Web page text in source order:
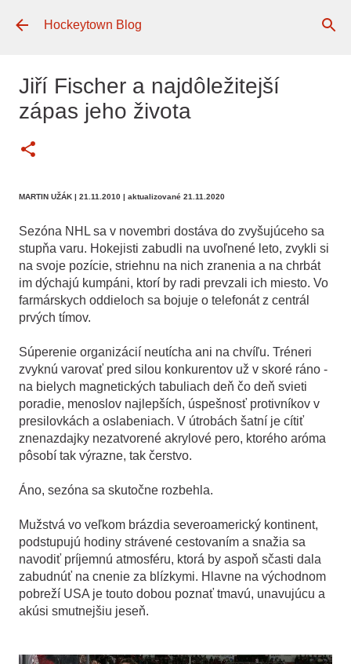
Preskočiť na hlavný obsah
Hockeytown Blog
Jiří Fischer a najdôležitejší
zápas jeho života
MARTIN UŽÁK | 21.11.2010 | aktualizované 21.11.2020
Sezóna NHL sa v novembri dostáva do zvyšujúceho sa
stupňa varu. Hokejisti zabudli na uvoľnené leto, zvykli si
na svoje pozície, striehnu na nich zranenia a na chrbát
im dýchajú kumpáni, ktorí by radi prevzali ich miesto. Vo
farmárskych oddieloch sa bojuje o telefonát z centrál
prvých tímov.
Súperenie organizácií neutícha ani na chvíľu. Tréneri
zvyknú varovať pred silou konkurentov už v skoré ráno -
na bielych magnetických tabuliach deň čo deň svieti
poradie, menoslov najlepších, úspešnosť protivníkov v
presilovkách a oslabeniach. V útrobách šatní je cítiť
znenazdajky nezatvorené akrylové pero, ktorého aróma
pôsobí tak výrazne, tak čerstvo.
Áno, sezóna sa skutočne rozbehla.
Mužstvá vo veľkom brázdia severoamerický kontinent,
podstupujú hodiny strávené cestovaním a snažia sa
navodiť príjemnú atmosféru, ktorá by aspoň sčasti dala
zabudnúť na cnenie za blízkymi. Hlavne na východnom
pobreží USA je touto dobou poznať tmavú, unavujúcu a
akúsi smutnejšiu jeseň.